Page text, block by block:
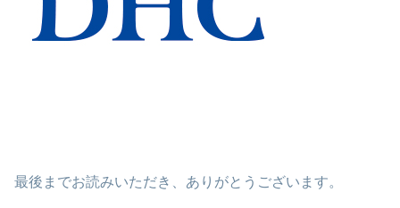
最後までお読みいただき、ありがとうございます。